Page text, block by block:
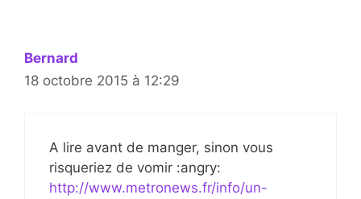
Bernard
18 octobre 2015 à 12:29
A lire avant de manger, sinon vous
risqueriez de vomir :angry:
http://www.metronews.fr/info/un-